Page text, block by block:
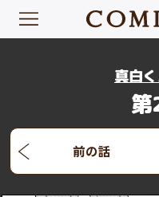
真白
第
前の話